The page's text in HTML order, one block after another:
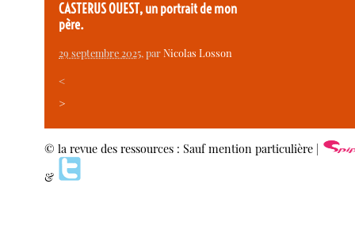
CASTERUS OUEST, un portrait de mon
père.
29 septembre 2025, parNicolas Losson
<
>
© la revue des ressources : Sauf mention particulière |
&